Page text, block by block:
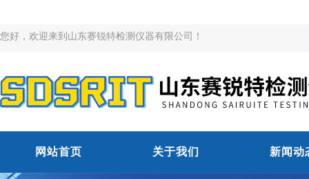
您好，欢迎来到山东赛锐特检测仪器有限公司！
网站首页 关于我们 新闻动